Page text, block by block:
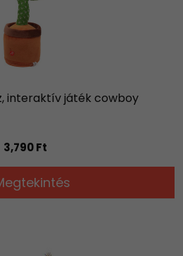
interaktív játék cowboy
3,790 Ft